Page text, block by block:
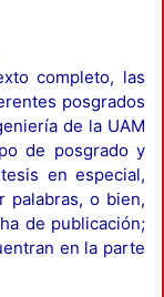
completo, las
posgrados
de la UAM
de posgrado y
en especial,
palabras, o bien,
de publicación;
en la parte